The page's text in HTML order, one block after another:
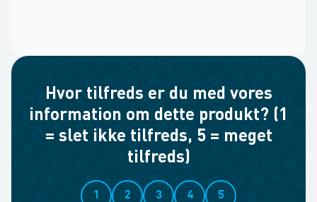
Hvor tilfreds er du med vores
information om dette produkt? (1
= slet ikke tilfreds, 5 = meget
tilfreds)
1 2 3 4 5